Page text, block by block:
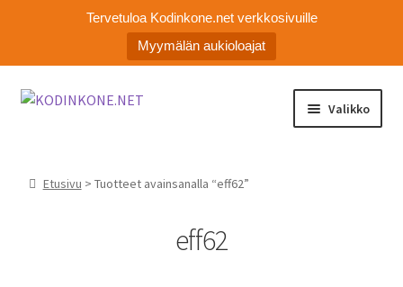
Tervetuloa Kodinkone.net verkkosivuille
Myymälän aukioloajat
Siirry
Siirry
Valikko
Etusivu > Tuotteet avainsanalla “eff62”
eff62